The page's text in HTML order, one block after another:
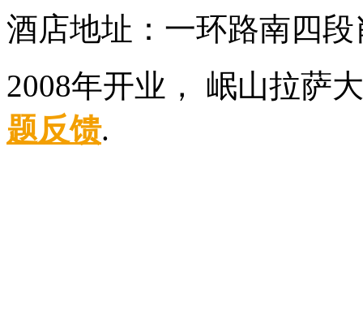
酒店地址：一环路南四
2008年开业， 岷山拉
题反馈.